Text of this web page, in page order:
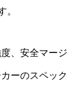
。
、安全マージ
ーのスペック